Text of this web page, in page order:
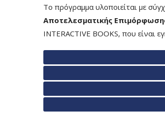
Το πρόγραμμα υλοποιείται με
Αποτελεσματικής
INTERACTIVE BOOKS, που είναι